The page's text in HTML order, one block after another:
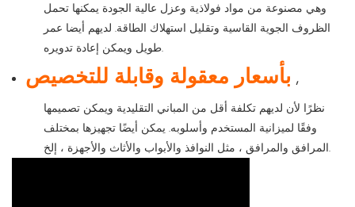
وهي مصنوعة من مواد فولاذية وعزل عالية الجودة يمكنها تحمل
الظروف الجوية القاسية وتقليل استهلاك الطاقة. لديهم أيضا عمر
طويل ويمكن إعادة تدويره.
,
نظرًا لأن لديهم تكلفة أقل من المباني التقليدية ويمكن تصميمها
وفقًا لميزانية المستخدم وأسلوبه. يمكن أيضًا تجهيزها بمختلف
المرافق والمرافق ، مثل النوافذ والأبواب والأثاث والأجهزة ، إلخ.